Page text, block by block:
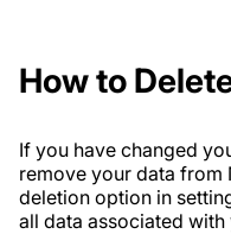
How to
If you have changed
remove your data from
deletion option in
all data associated